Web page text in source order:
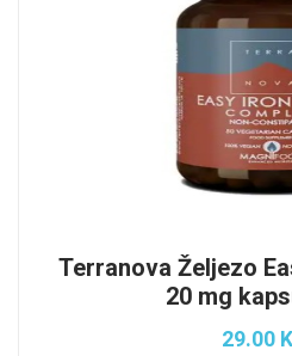
Terranova Željezo
20 mg
29.00